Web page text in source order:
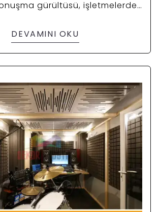
gürültüsü, işletmelerde
yaşamı olumsuz etkiler.
DEVAMINI OKU